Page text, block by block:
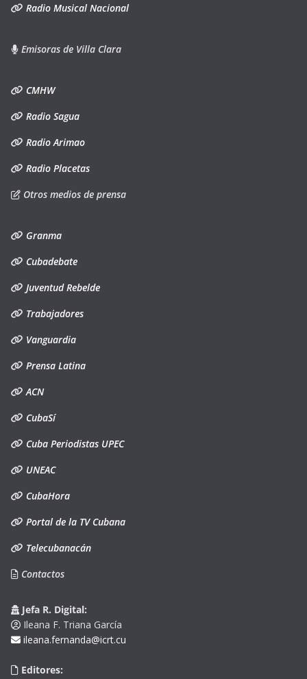
Radio Musical Nacional
Emisoras de Villa Clara
CMHW
Radio Sagua
Radio Arimao
Radio Placetas
Otros medios de prensa
Granma
Cubadebate
Juventud Rebelde
Trabajadores
Vanguardia
Prensa Latina
ACN
CubaSí
Cuba Periodistas UPEC
UNEAC
CubaHora
Portal de la TV Cubana
Telecubanacán
Contactos
Jefa R. Digital:
Ileana F. Triana García
ileana.fernanda@icrt.cu
Editores: